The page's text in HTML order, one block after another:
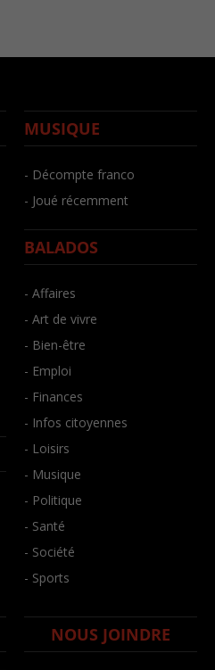
MUSIQUE
- Décompte franco
- Joué récemment
BALADOS
- Affaires
- Art de vivre
- Bien-être
- Emploi
- Finances
- Infos citoyennes
- Loisirs
- Musique
- Politique
- Santé
- Société
- Sports
NOUS JOINDRE